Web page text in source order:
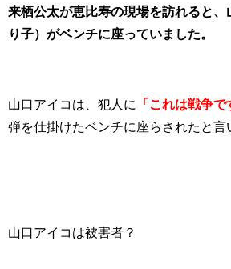
来栖公太が恵比寿の現場を訪れると、
り子）がベンチに座っていました。
山口アイコは、犯人に 「これは戦争で
弾を仕掛けたベンチに座らされたと言
山口アイコは被害者？